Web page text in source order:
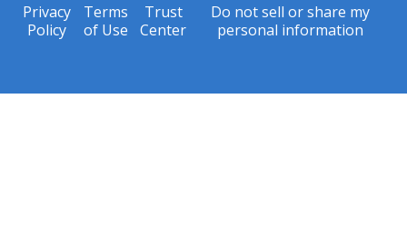
Privacy
Policy
Terms
of Use
Trust
Center
Do not sell or share my
personal information